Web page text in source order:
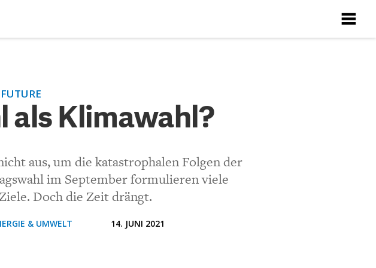
X
X
X
X
als Klimawahl?
aus, um die katastrophalen Folgen der
im September formulieren viele
Doch die Zeit drängt.
& UMWELT 14. JUNI 2021
X